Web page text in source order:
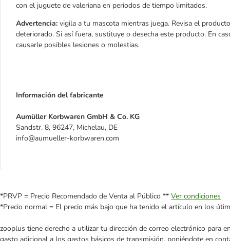
con el juguete de valeriana en periodos de tiempo limitados.
Advertencia: vigila a tu mascota mientras juega. Revisa el
deteriorado. Si así fuera, sustituye o desecha este producto. En
causarle posibles lesiones o molestias.
Información del fabricante
Aumüller Korbwaren GmbH & Co. KG
Sandstr. 8, 96247, Michelau, DE
info@aumueller-korbwaren.com
*PRVP = Precio Recomendado de Venta al Público ** Ver condiciones
*Precio normal = El precio más bajo que ha tenido el artículo en los
zooplus tiene derecho a utilizar tu dirección de correo electrónico para